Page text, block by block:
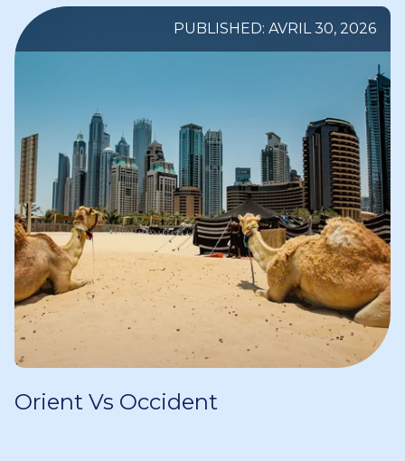
PUBLISHED: AVRIL 30, 2026
Orient Vs Occident